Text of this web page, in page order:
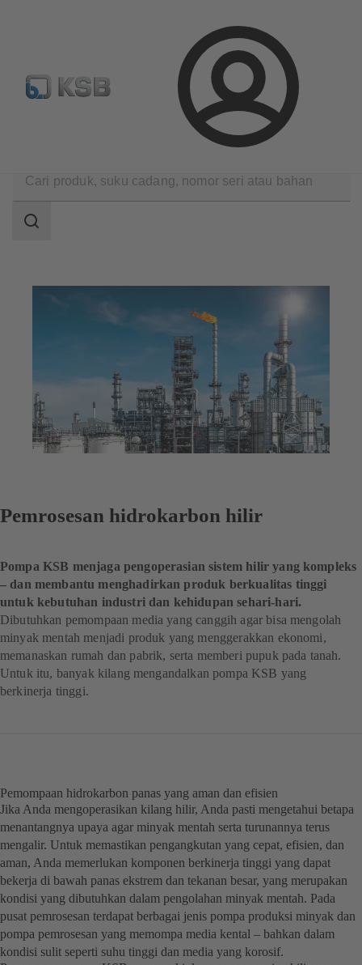
Login
Konfigurasi Produk
pencarian
Area
Pemrosesan hidrokarbon hilir
Pompa KSB menjaga pengoperasian sistem hilir yang kompleks
– dan membantu menghadirkan produk berkualitas tinggi
untuk kebutuhan industri dan kehidupan sehari-hari.
Dibutuhkan pemompaan media yang canggih agar bisa mengolah
minyak mentah menjadi produk yang menggerakkan ekonomi,
memanaskan rumah dan pabrik, serta memberi pupuk pada tanah.
Untuk itu, banyak kilang mengandalkan pompa KSB yang
berkinerja tinggi.
Pemompaan hidrokarbon panas yang aman dan efisien
Jika Anda mengoperasikan kilang hilir, Anda pasti mengetahui betapa
menantangnya upaya agar minyak mentah serta turunannya terus
mengalir. Untuk memastikan pengangkutan yang cepat, efisien, dan
aman, Anda memerlukan komponen berkinerja tinggi yang dapat
bekerja di bawah panas ekstrem dan tekanan besar, yang merupakan
kondisi yang dibutuhkan dalam pengolahan minyak mentah. Pada
pusat pemrosesan terdapat berbagai jenis pompa produksi minyak dan
pompa pemrosesan yang memompa media kental – bahkan dalam
kondisi sulit seperti suhu tinggi dan media yang korosif.